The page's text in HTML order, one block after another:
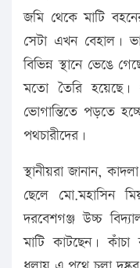
জমি থেকে মাটি
সেটা এখন বেহাল।
বিভিন্ন স্থানে ভেঙে
মতো তৈরি
ভোগান্তিতে পড়তে হচ্ছে
পথচারীদের।
স্থানীয়রা জানান,
ছেলে মো.মহাসিন
দরবেশগঞ্জ উচ্চ
মাটি কাটছেন।